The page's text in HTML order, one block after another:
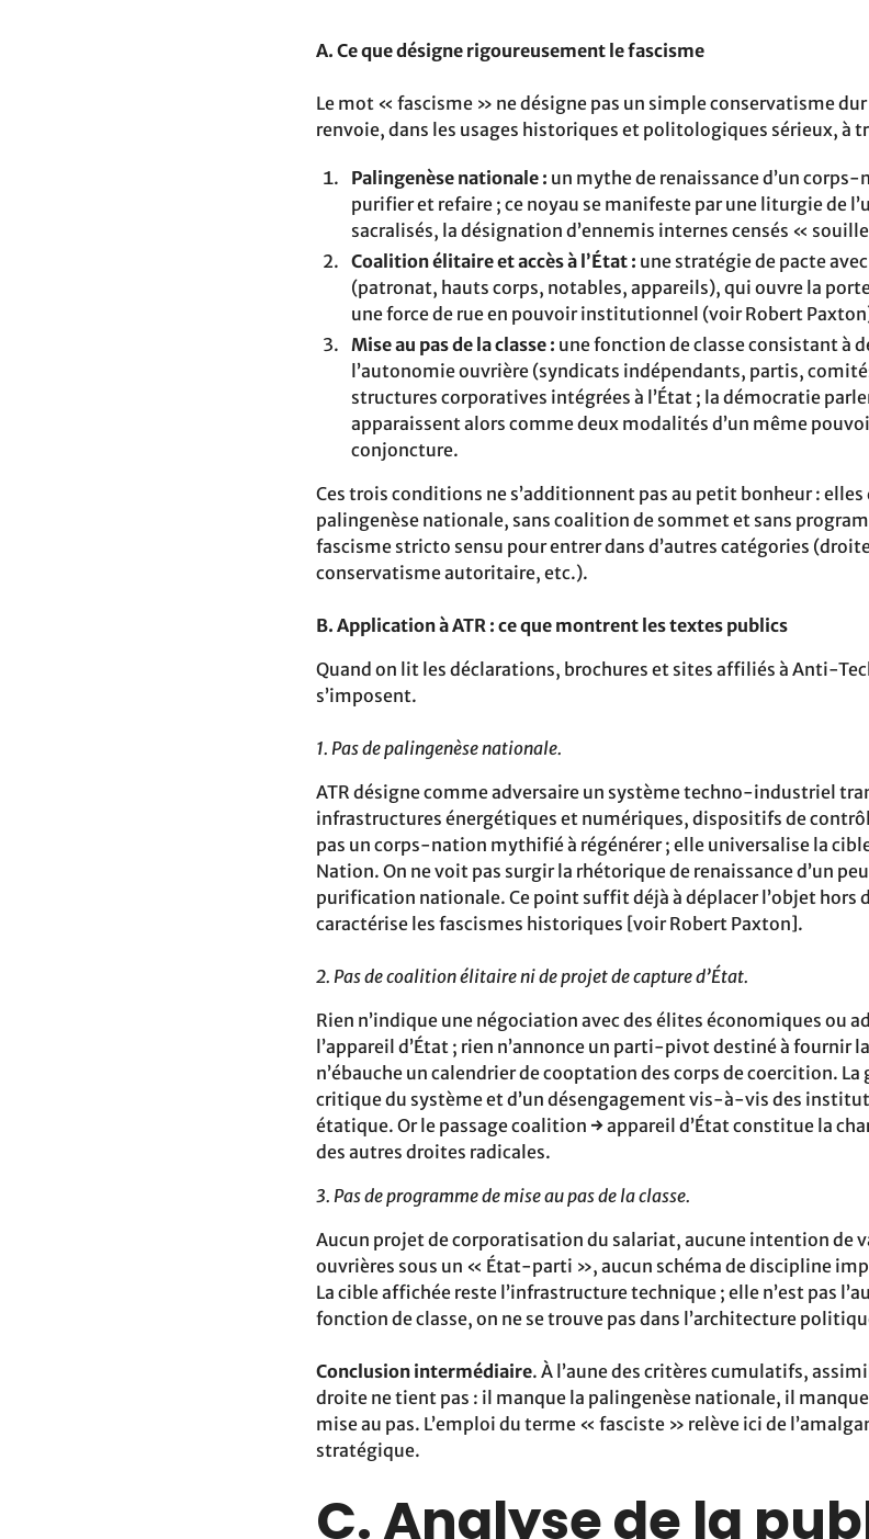
A. Ce que désigne rigoureusement le fascisme
Le mot « fascisme » ne désigne pas un simple conservatisme
renvoie, dans les usages historiques et politologiques sérieux,
Palingenèse nationale : un mythe de renaissance d’un
purifier et refaire ; ce noyau se manifeste par une liturgie de
sacralisés, la désignation d’ennemis internes censés «
Coalition élitaire et accès à l’État : une stratégie de pacte
(patronat, hauts corps, notables, appareils), qui ouvre la
une force de rue en pouvoir institutionnel (voir Robert
Mise au pas de la classe : une fonction de classe consistant à
l’autonomie ouvrière (syndicats indépendants, partis,
structures corporatives intégrées à l’État ; la démocratie
apparaissent alors comme deux modalités d’un même
conjoncture.
Ces trois conditions ne s’additionnent pas au petit bonheur : elles
palingenèse nationale, sans coalition de sommet et sans
fascisme stricto sensu pour entrer dans d’autres catégories
conservatisme autoritaire, etc.).
B. Application à ATR : ce que montrent les textes publics
Quand on lit les déclarations, brochures et sites affiliés à Anti-
s’imposent.
1. Pas de palingenèse nationale.
ATR désigne comme adversaire un système techno-industriel
infrastructures énergétiques et numériques, dispositifs de
pas un corps-nation mythifié à régénérer ; elle universalise la
Nation. On ne voit pas surgir la rhétorique de renaissance d’un
purification nationale. Ce point suffit déjà à déplacer l’objet hors
caractérise les fascismes historiques [voir Robert Paxton].
2. Pas de coalition élitaire ni de projet de capture d’État.
Rien n’indique une négociation avec des élites économiques ou
l’appareil d’État ; rien n’annonce un parti-pivot destiné à
n’ébauche un calendrier de cooptation des corps de coercition. La
critique du système et d’un désengagement vis-à-vis des
étatique. Or le passage coalition → appareil d’État constitue la
des autres droites radicales.
3. Pas de programme de mise au pas de la classe.
Aucun projet de corporatisation du salariat, aucune intention de
ouvrières sous un « État-parti », aucun schéma de discipline
La cible affichée reste l’infrastructure technique ; elle n’est pas
fonction de classe, on ne se trouve pas dans l’architecture
Conclusion intermédiaire. À l’aune des critères cumulatifs,
droite ne tient pas : il manque la palingenèse nationale, il
mise au pas. L’emploi du terme « fasciste » relève ici de
stratégique.
C. Analyse de la